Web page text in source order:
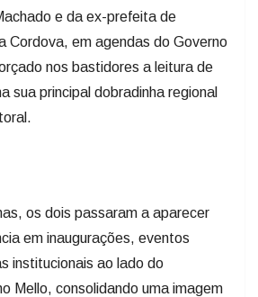
e da ex-prefeita de
Cordova, em agendas do Governo
nos bastidores a leitura de
sua principal dobradinha regional
os dois passaram a aparecer
em inaugurações, eventos
institucionais ao lado do
Mello, consolidando uma imagem